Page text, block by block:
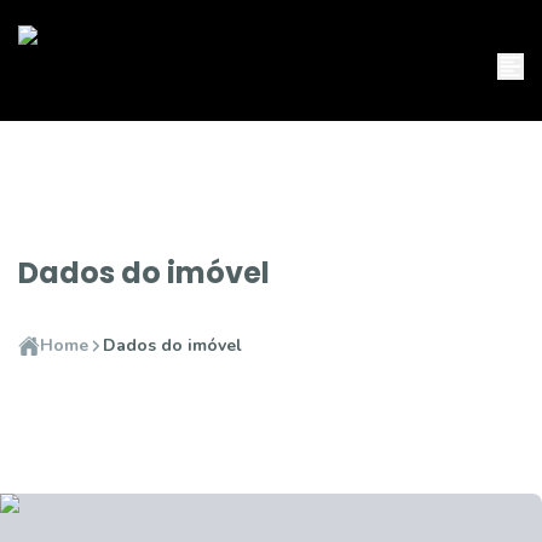
Dados do imóvel
Home Dados do imóvel